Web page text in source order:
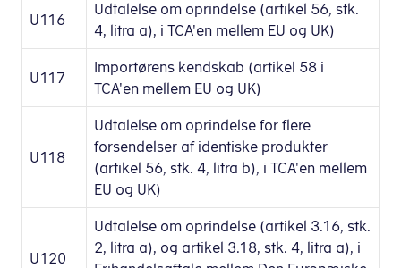
U116
Udtalelse om oprindelse (artikel 56, stk.
4, litra a), i TCA'en mellem EU og UK)
U117
Importørens kendskab (artikel 58 i
TCA'en mellem EU og UK)
U118
Udtalelse om oprindelse for flere
forsendelser af identiske produkter
(artikel 56, stk. 4, litra b), i TCA'en mellem
EU og UK)
U120
Udtalelse om oprindelse (artikel 3.16, stk.
2, litra a), og artikel 3.18, stk. 4, litra a), i